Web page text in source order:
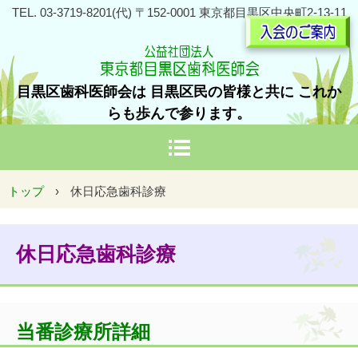
TEL. 03-3719-8201(代) 〒152-0001 東京都目黒区中央町2-13-11
目黒区歯科医師会は 目黒区民の皆様と共に これか
らも歩んで参ります。
トップ › 休日応急歯科診療
休日応急歯科診療
当番診療所詳細